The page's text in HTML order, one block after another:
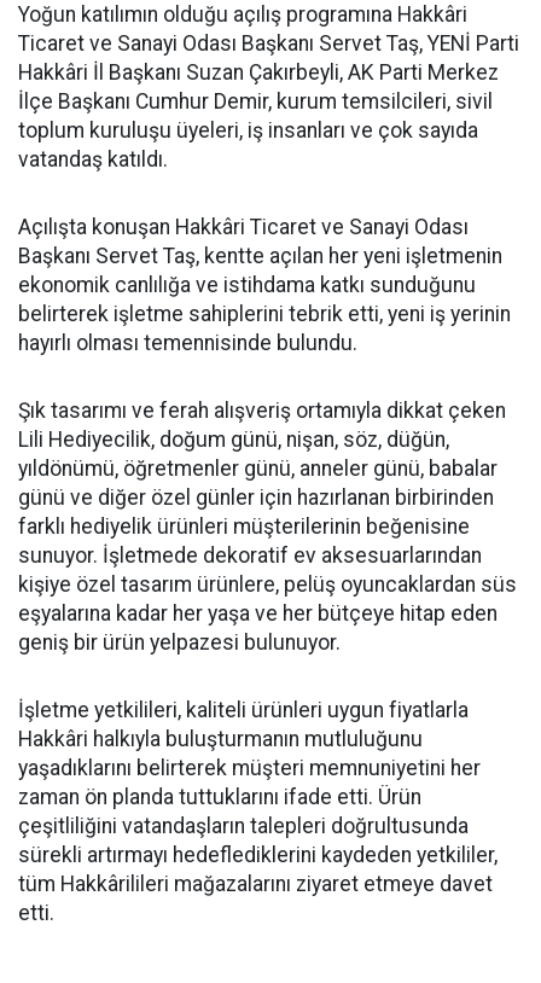
Yoğun katılımın olduğu açılış programına Hakkâri
Ticaret ve Sanayi Odası Başkanı Servet Taş, YENİ Parti
Hakkâri İl Başkanı Suzan Çakırbeyli, AK Parti Merkez
İlçe Başkanı Cumhur Demir, kurum temsilcileri, sivil
toplum kuruluşu üyeleri, iş insanları ve çok sayıda
vatandaş katıldı.
Açılışta konuşan Hakkâri Ticaret ve Sanayi Odası
Başkanı Servet Taş, kentte açılan her yeni işletmenin
ekonomik canlılığa ve istihdama katkı sunduğunu
belirterek işletme sahiplerini tebrik etti, yeni iş yerinin
hayırlı olması temennisinde bulundu.
Şık tasarımı ve ferah alışveriş ortamıyla dikkat çeken
Lili Hediyecilik, doğum günü, nişan, söz, düğün,
yıldönümü, öğretmenler günü, anneler günü, babalar
günü ve diğer özel günler için hazırlanan birbirinden
farklı hediyelik ürünleri müşterilerinin beğenisine
sunuyor. İşletmede dekoratif ev aksesuarlarından
kişiye özel tasarım ürünlere, pelüş oyuncaklardan süs
eşyalarına kadar her yaşa ve her bütçeye hitap eden
geniş bir ürün yelpazesi bulunuyor.
İşletme yetkilileri, kaliteli ürünleri uygun fiyatlarla
Hakkâri halkıyla buluşturmanın mutluluğunu
yaşadıklarını belirterek müşteri memnuniyetini her
zaman ön planda tuttuklarını ifade etti. Ürün
çeşitliliğini vatandaşların talepleri doğrultusunda
sürekli artırmayı hedeflediklerini kaydeden yetkililer,
tüm Hakkârilileri mağazalarını ziyaret etmeye davet
etti.